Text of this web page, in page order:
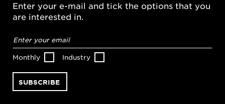
Enter your e-mail and tick the options that you
are interested in.
address*
Monthly Industry